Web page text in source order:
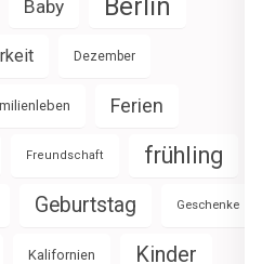
Baby Berlin
Dezember
Ferien
Freundschaft frühling
Geburtstag Geschenke
Kalifornien Kinder